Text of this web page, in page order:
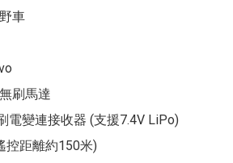
車
刷馬達
電變連接收器 (支援7.4V LiPo)
控距離約150米)